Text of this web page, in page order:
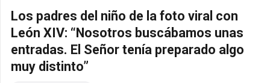
Los padres del niño de la foto viral con
León XIV: “Nosotros buscábamos unas
entradas. El Señor tenía preparado algo
muy distinto”